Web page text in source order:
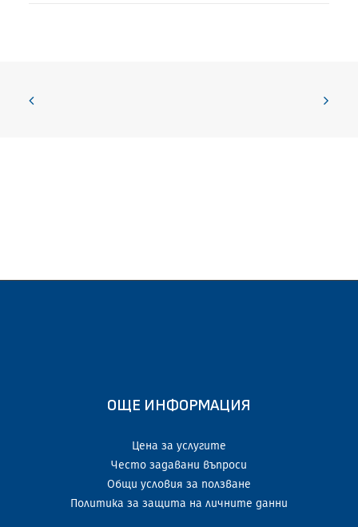
ОЩЕ ИНФОРМАЦИЯ
Цена за услугите
Често задавани въпроси
Общи условия за ползване
Политика за защита на личните данни